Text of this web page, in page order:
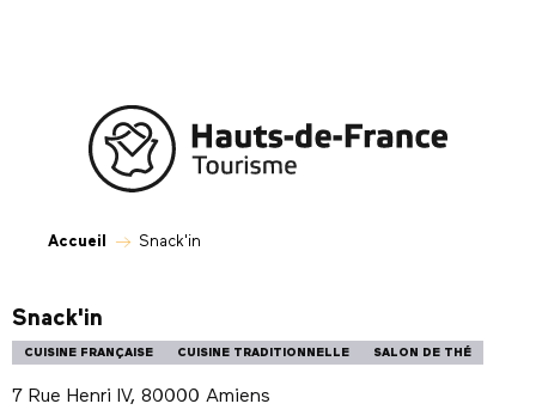
Accueil Snack'in
Snack'in
CUISINE FRANÇAISE CUISINE TRADITIONNELLE SALON DE THÉ
7 Rue Henri IV, 80000 Amiens